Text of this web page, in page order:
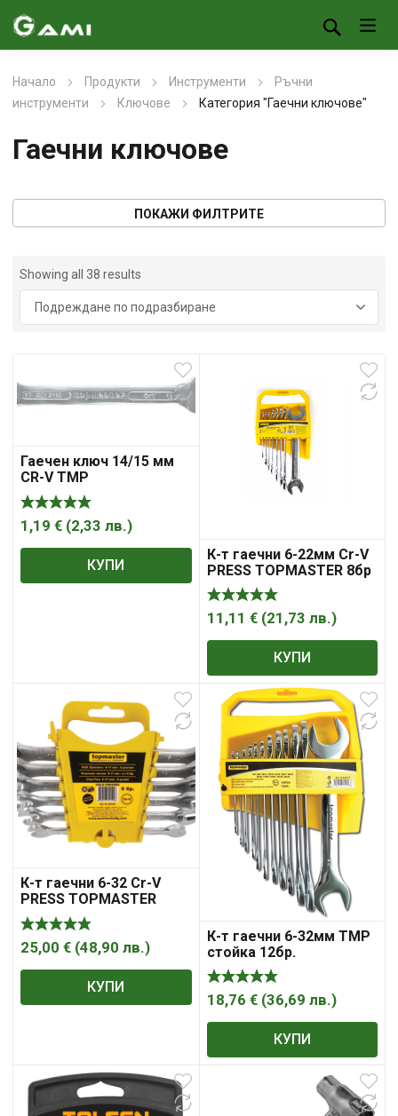
Начало Продукти Инструменти
Ръчни
инструменти
Ключове Категория "Гаечни ключове"
Гаечни ключове
ПОКАЖИ ФИЛТРИТЕ
Showing all 38 results
Гаечен ключ 14/15 мм
CR-V TMP
1,19 € (2,33 лв.)
КУПИ
К-т гаечни 6-22мм Cr-V
PRESS TOPMASTER 8бр
11,11 € (21,73 лв.)
КУПИ
К-т гаечни 6-32 Cr-V
PRESS TOPMASTER
12бр
25,00 € (48,90 лв.)
КУПИ
К-т гаечни 6-32мм ТМР
стойка 12бр.
18,76 € (36,69 лв.)
КУПИ